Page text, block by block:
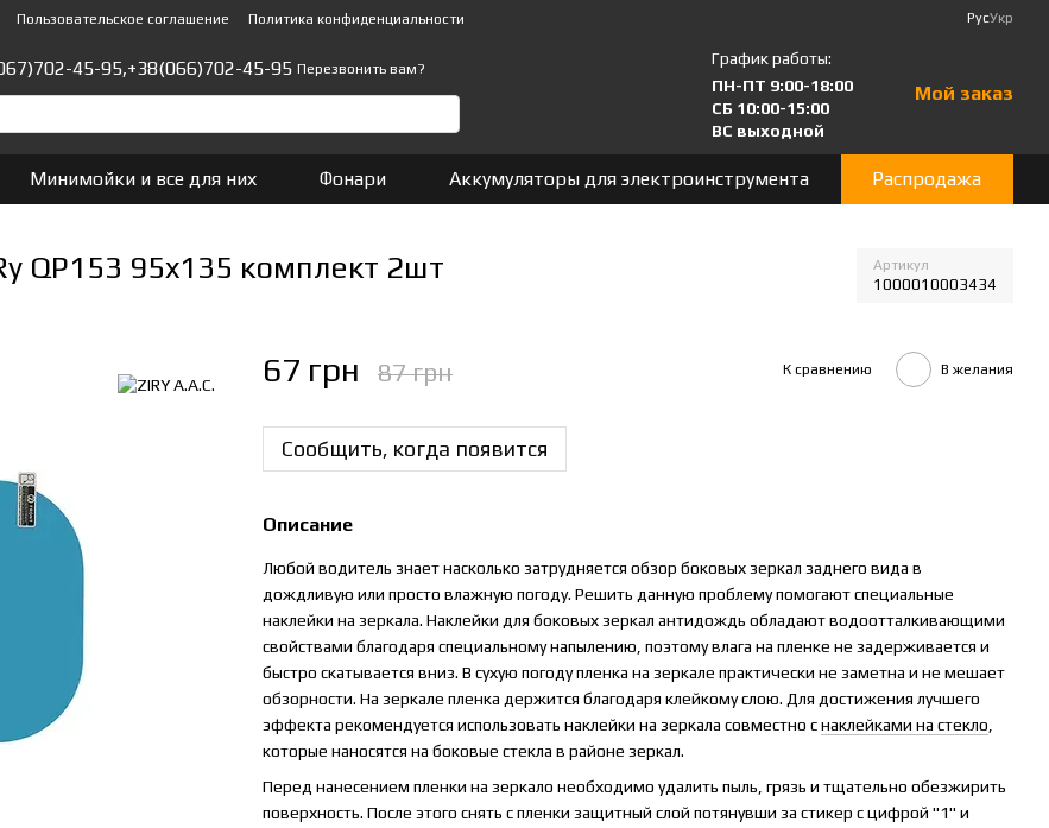
Пользовательское соглашение Политика конфиденциальности РусУкр
45-95,+38(066)702-45-95 Перезвонить вам?
График работы:
ПН-ПТ 9:00-18:00
СБ 10:00-15:00
ВС выходной
Мой заказ
Минимойки и все для них Фонари Аккумуляторы для электроинструмента Распродажа
QP153 95x135 комплект 2шт Артикул
1000010003434
67 грн 87 грн К сравнению В желания
Сообщить, когда появится
Описание
Любой водитель знает насколько затрудняется обзор боковых зеркал заднего вида в
дождливую или просто влажную погоду. Решить данную проблему помогают специальные
наклейки на зеркала. Наклейки для боковых зеркал антидождь обладают водоотталкивающими
свойствами благодаря специальному напылению, поэтому влага на пленке не задерживается и
быстро скатывается вниз. В сухую погоду пленка на зеркале практически не заметна и не мешает
обзорности. На зеркале пленка держится благодаря клейкому слою. Для достижения лучшего
эффекта рекомендуется использовать наклейки на зеркала совместно снаклейками на стекло
которые наносятся на боковые стекла в районе зеркал.
Перед нанесением пленки на зеркало необходимо удалить пыль, грязь и тщательно обезжирить
поверхность. После этого снять с пленки защитный слой потянувши за стикер с цифрой "1" и